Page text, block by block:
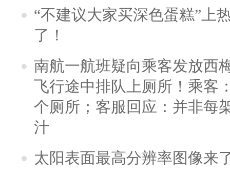
“不建议大家买深色蛋糕”上
了！
南航一航班疑向乘客发放西
飞行途中排队上厕所！乘客
个厕所；客服回应：并非每
汁
太阳表面最高分辨率图像来